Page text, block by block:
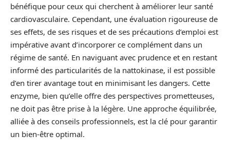
bénéfique pour ceux qui cherchent à améliorer leur santé
cardiovasculaire. Cependant, une évaluation rigoureuse de
ses effets, de ses risques et de ses précautions d’emploi est
impérative avant d’incorporer ce complément dans un
régime de santé. En naviguant avec prudence et en restant
informé des particularités de la nattokinase, il est possible
d’en tirer avantage tout en minimisant les dangers. Cette
enzyme, bien qu’elle offre des perspectives prometteuses,
ne doit pas être prise à la légère. Une approche équilibrée,
alliée à des conseils professionnels, est la clé pour garantir
un bien-être optimal.